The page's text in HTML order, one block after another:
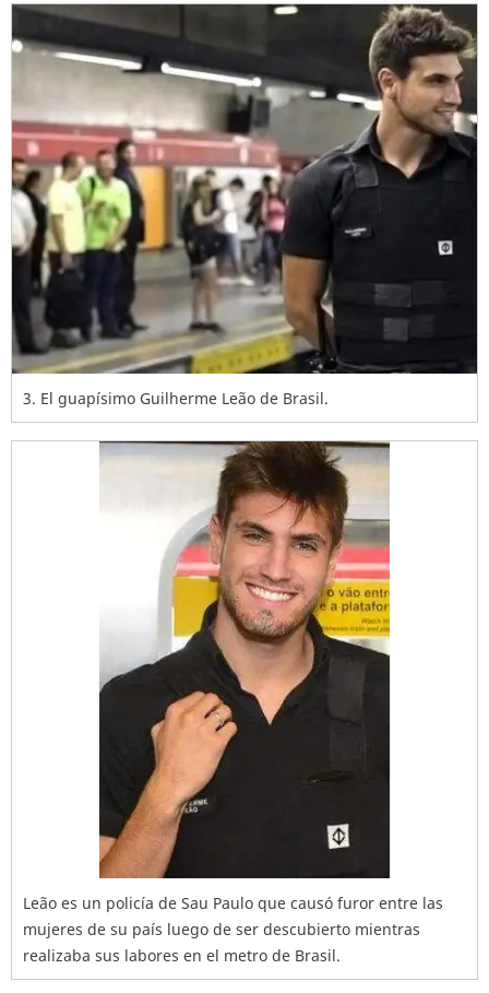
3. El guapísimo Guilherme Leão de Brasil.
Leão es un policía de Sau Paulo que causó furor entre las
mujeres de su país luego de ser descubierto mientras
realizaba sus labores en el metro de Brasil.